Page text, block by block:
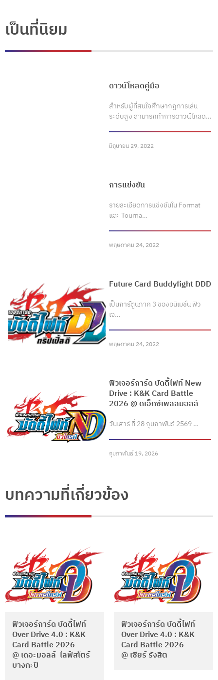
เป็นที่นิยม
ดาวน์โหลดคู่มือ
สำหรับผู้ที่สนใจศึกษากฎการเล่น
ระดับสูง สามารถทำการดาวน์โหลด…
มิถุนายน 29, 2022
การแข่งขัน
รายละเอียดการแข่งขันใน Format
และ Tourna…
พฤษภาคม 24, 2022
Future Card Buddyfight DDD
เป็นการ์ตูนภาค 3 ของอนิเมชั่น ฟิว
เจ…
พฤษภาคม 24, 2022
ฟิวเจอร์การ์ด บัดดี้ไฟท์ New
Drive : K&K Card Battle
2026 @ ดิเอ็กซ์เพลสมอลล์
วันเสาร์ ที่ 28 กุมภาพันธ์ 2569 …
กุมภาพันธ์ 19, 2026
บทความที่เกี่ยวข้อง
ฟิวเจอร์การ์ด บัดดี้ไฟท์
Over Drive 4.0 : K&K
Card Battle 2026
@ เดอะมอลล์ ไลฟ์สโตร์
บางกะปิ
ฟิวเจอร์การ์ด บัดดี้ไฟท์
Over Drive 4.0 : K&K
Card Battle 2026
@ เซียร์ รังสิต